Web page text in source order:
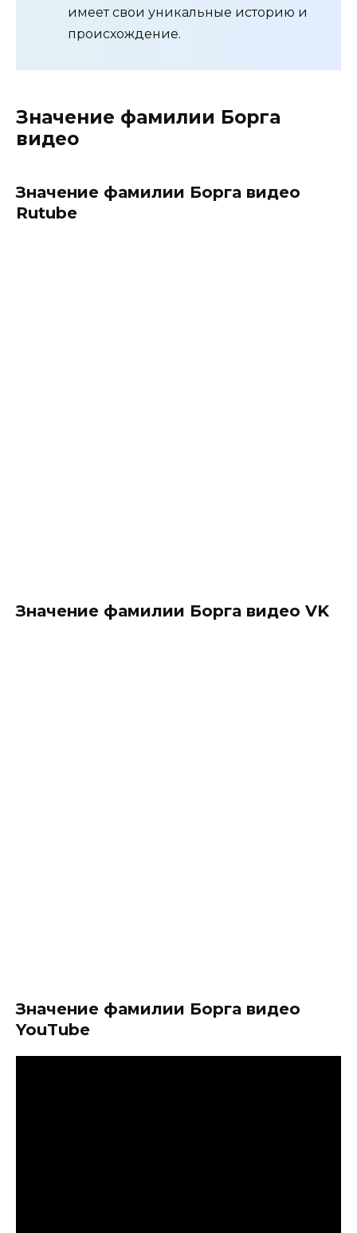
имеет свои уникальные историю и
происхождение.
Значение фамилии Борга
видео
Значение фамилии Борга видео
Rutube
Значение фамилии Борга видео VK
Значение фамилии Борга видео
YouTube